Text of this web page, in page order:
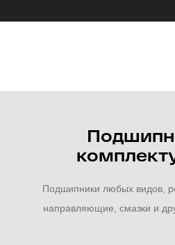
Подшипники любых видов,
направляющие, смазки и